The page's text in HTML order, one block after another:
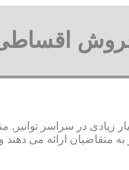
اقساطی
در سراسر
ارائه می دهند